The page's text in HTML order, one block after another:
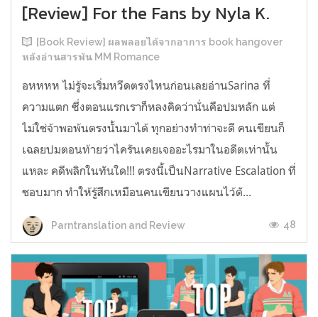
[Review] For the Fans by Nyla K.
[Book Review] ผลพลอยได้จากอาการ book hangover
หลังอ่านสารพัน MM Romance
อหหหห ไม่รู้จะเริ่มหวีดตรงไหนก่อนเลยอ่านSarina ที่
ความแตก ซึ่งตอนแรกเราก็หลงคิดว่านั่นคือปมหลัก แต่
ไม่ใช่จ้าพอพ้นตรงนั้นมาได้ ทุกอย่างทำท่าจะดี คนเขียนก็
เฉลยปมตอนท้ายว่าไครันเคยเจออะไรมาในอดีตเท่านั้น
แหละ คดีพลิกในทันใด!!! ตรงนี้เป็นNarrative Escalation ที่
ชอบมาก ทำให้รู้สึกเหมือนคนเขียนวางแผนไว้ตั...
Parntranslation and Review 48